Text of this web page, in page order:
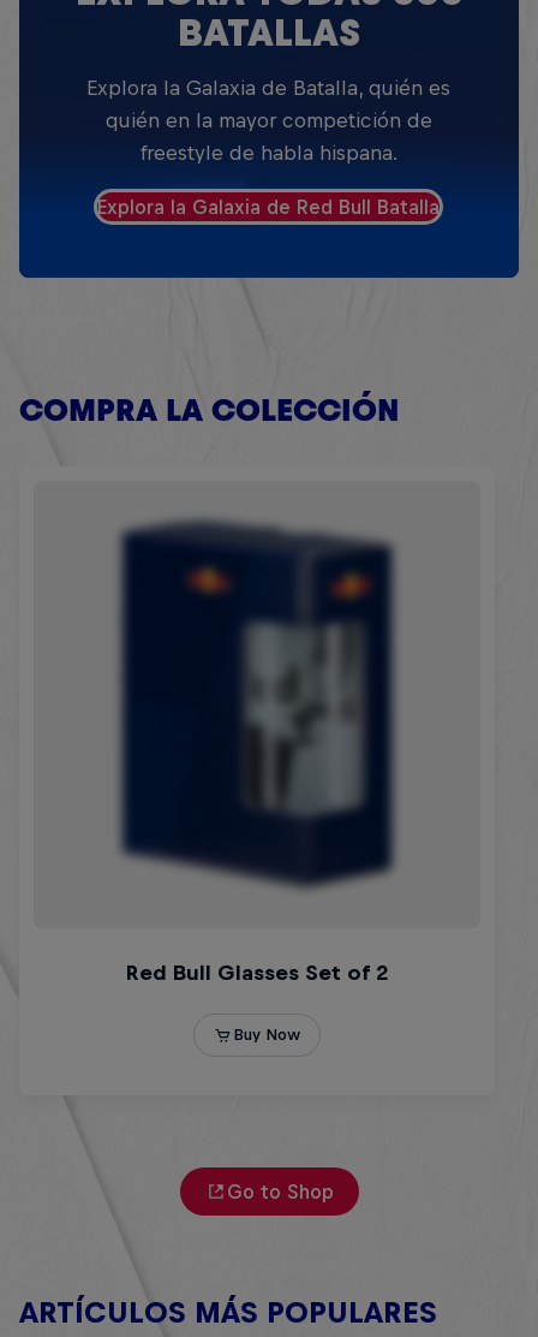
BATALLAS
Explora la Galaxia de Batalla, quién es
quién en la mayor competición de
freestyle de habla hispana.
Explora la Galaxia de Red Bull Batalla
COMPRA LA COLECCIÓN
Go to Shop
ARTÍCULOS MÁS POPULARES